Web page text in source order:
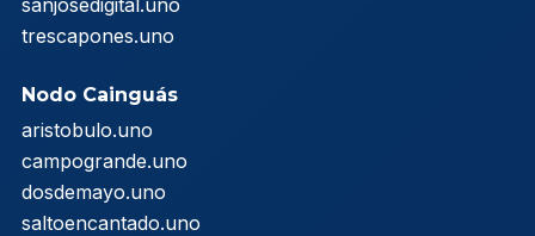
trescapones.uno
Nodo Cainguás
aristobulo.uno
campogrande.uno
dosdemayo.uno
saltoencantado.uno